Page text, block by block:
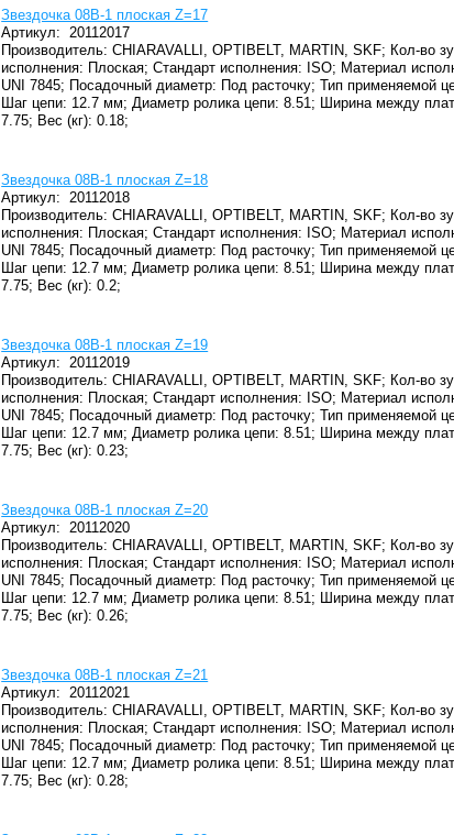
Звездочка 08B-1 плоская Z=17
Артикул:20112017
Производитель: CHIARAVALLI, OPTIBELT, MARTIN, SKF; Кол-во
исполнения: Плоская; Стандарт исполнения: ISO; Материал
UNI 7845; Посадочный диаметр: Под расточку; Тип применяемой
Шаг цепи: 12.7 мм; Диаметр ролика цепи: 8.51; Ширина между
7.75; Вес (кг): 0.18;
Звездочка 08B-1 плоская Z=18
Артикул:20112018
Производитель: CHIARAVALLI, OPTIBELT, MARTIN, SKF; Кол-во
исполнения: Плоская; Стандарт исполнения: ISO; Материал
UNI 7845; Посадочный диаметр: Под расточку; Тип применяемой
Шаг цепи: 12.7 мм; Диаметр ролика цепи: 8.51; Ширина между
7.75; Вес (кг): 0.2;
Звездочка 08B-1 плоская Z=19
Артикул:20112019
Производитель: CHIARAVALLI, OPTIBELT, MARTIN, SKF; Кол-во
исполнения: Плоская; Стандарт исполнения: ISO; Материал
UNI 7845; Посадочный диаметр: Под расточку; Тип применяемой
Шаг цепи: 12.7 мм; Диаметр ролика цепи: 8.51; Ширина между
7.75; Вес (кг): 0.23;
Звездочка 08B-1 плоская Z=20
Артикул:20112020
Производитель: CHIARAVALLI, OPTIBELT, MARTIN, SKF; Кол-во
исполнения: Плоская; Стандарт исполнения: ISO; Материал
UNI 7845; Посадочный диаметр: Под расточку; Тип применяемой
Шаг цепи: 12.7 мм; Диаметр ролика цепи: 8.51; Ширина между
7.75; Вес (кг): 0.26;
Звездочка 08B-1 плоская Z=21
Артикул:20112021
Производитель: CHIARAVALLI, OPTIBELT, MARTIN, SKF; Кол-во
исполнения: Плоская; Стандарт исполнения: ISO; Материал
UNI 7845; Посадочный диаметр: Под расточку; Тип применяемой
Шаг цепи: 12.7 мм; Диаметр ролика цепи: 8.51; Ширина между
7.75; Вес (кг): 0.28;